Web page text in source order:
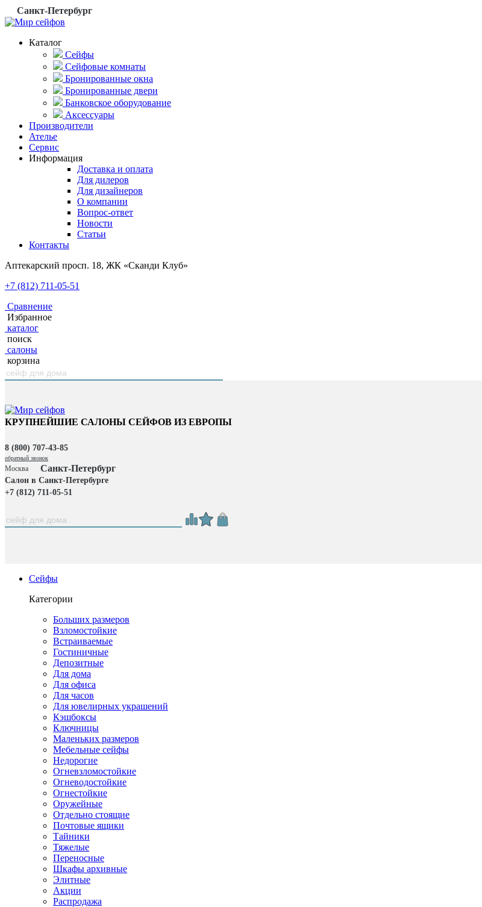
Санкт-Петербург
Каталог
Сейфы
Сейфовые комнаты
Бронированные окна
Бронированные двери
Банковское оборудование
Аксессуары
Производители
Ателье
Сервис
Информация
Доставка и оплата
Для дилеров
Для дизайнеров
О компании
Вопрос-ответ
Новости
Статьи
Контакты
Аптекарский просп. 18, ЖК «Сканди Клуб»
+7 (812) 711-05-51
Сравнение
Избранное
каталог
поиск
салоны
корзина
КРУПНЕЙШИЕ САЛОНЫ СЕЙФОВ ИЗ ЕВРОПЫ
8 (800) 707-43-85
обратный звонок
Москва Санкт-Петербург
Салон в Санкт-Петербурге
+7 (812) 711-05-51
Сейфы
Категории
Больших размеров
Взломостойкие
Встраиваемые
Гостиничные
Депозитные
Для дома
Для офиса
Для часов
Для ювелирных украшений
Кэшбоксы
Ключницы
Маленьких размеров
Мебельные сейфы
Недорогие
Огневзломостойкие
Огневодостойкие
Огнестойкие
Оружейные
Отдельно стоящие
Почтовые ящики
Тайники
Тяжелые
Переносные
Шкафы архивные
Элитные
Акции
Распродажа